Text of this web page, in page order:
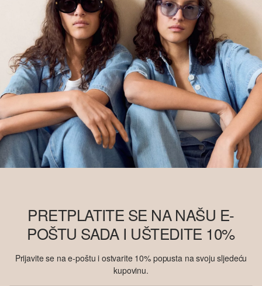
PRETPLATITE SE NA NAŠU E-
POŠTU SADA I UŠTEDITE 10%
Prijavite se na e-poštu i ostvarite 10% popusta na svoju sljedeću
kupovinu.